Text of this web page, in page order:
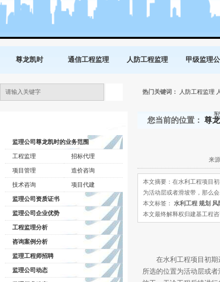
尊龙凯时 通信工程监理 人防工程监理 甲级监理
热门关键词： 人防工程监理
监理公司尊龙凯时的业务范围
工程监理 招标代理
项目管理 造价咨询
技术咨询 项目代建
监理公司资质证书
监理公司企业优势
工程监理分析
咨询案例分析
监理工程师招聘
监理公司动态
您当前的位置： 尊
来
本文摘要：在水利工程项目
为活动层或者滑坡带，那么
本文标签： 水利工程 规划 风
本文最终解释权归建基工程咨
在水利工程项目初期
所选的位置为活动层或